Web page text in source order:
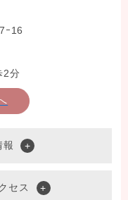
ｰ16
2分
報
セス